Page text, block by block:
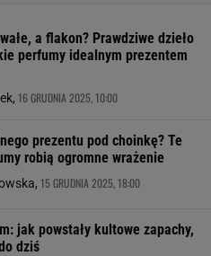
a flakon? Prawdziwe dzieło
perfumy idealnym prezentem
16 GRUDNIA 2025, 10:00
prezentu pod choinkę? Te
robią ogromne wrażenie
15 GRUDNIA 2025, 18:00
jak powstały kultowe zapachy,
dziś